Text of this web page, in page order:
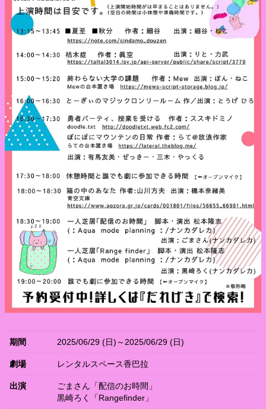
o
n
期間 2025/06/29 (日)～2025/06/29 (日)
劇場 レンタルスペース香巴拉
出演
ごまさん「配信のお時間」
黒崎ろく「Rangefinder」